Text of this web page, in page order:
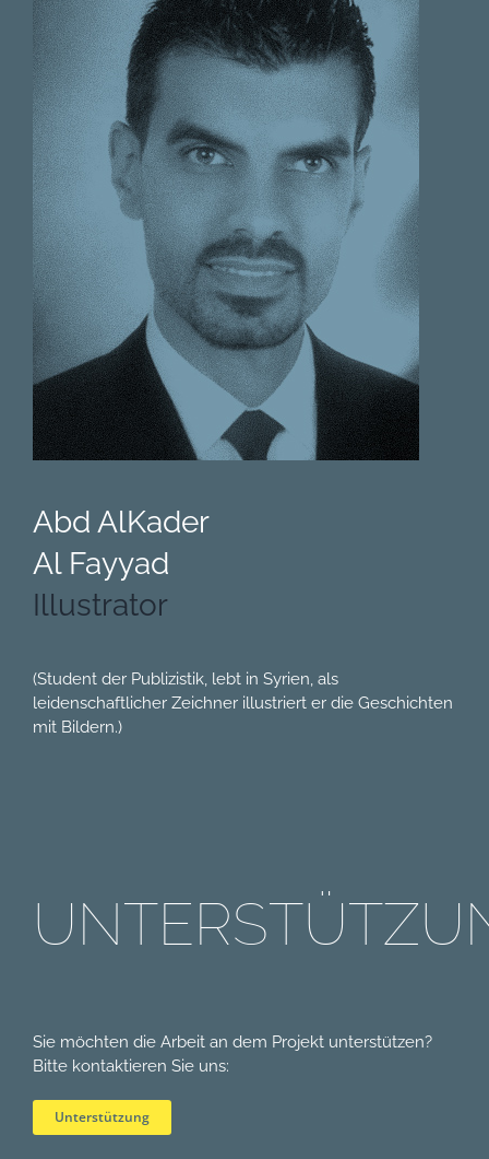
Abd AlKader
Al Fayyad
Illustrator
(Student der Publizistik,lebt in Syrien, als
leidenschaftlicher Zeichner illustriert er die Geschichten
mit Bildern.)
Sie möchten die Arbeit an dem Projekt unterstützen?
Bitte kontaktieren Sie uns:
Unterstützung